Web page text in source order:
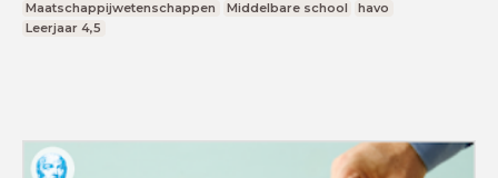
Maatschappijwetenschappen Middelbare school
havo
Leerjaar 4,5